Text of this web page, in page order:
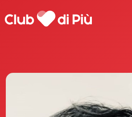
Scopri Club di Più